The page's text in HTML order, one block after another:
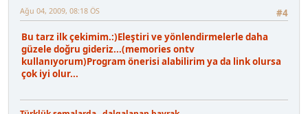
#4
Ağu 04, 2009, 08:18 ÖS
Bu tarz ilk çekimim.:)Eleştiri ve yönlendirmelerle daha
güzele doğru gideriz...(memories ontv
kullanıyorum)Program önerisi alabilirim ya da link olursa
çok iyi olur...